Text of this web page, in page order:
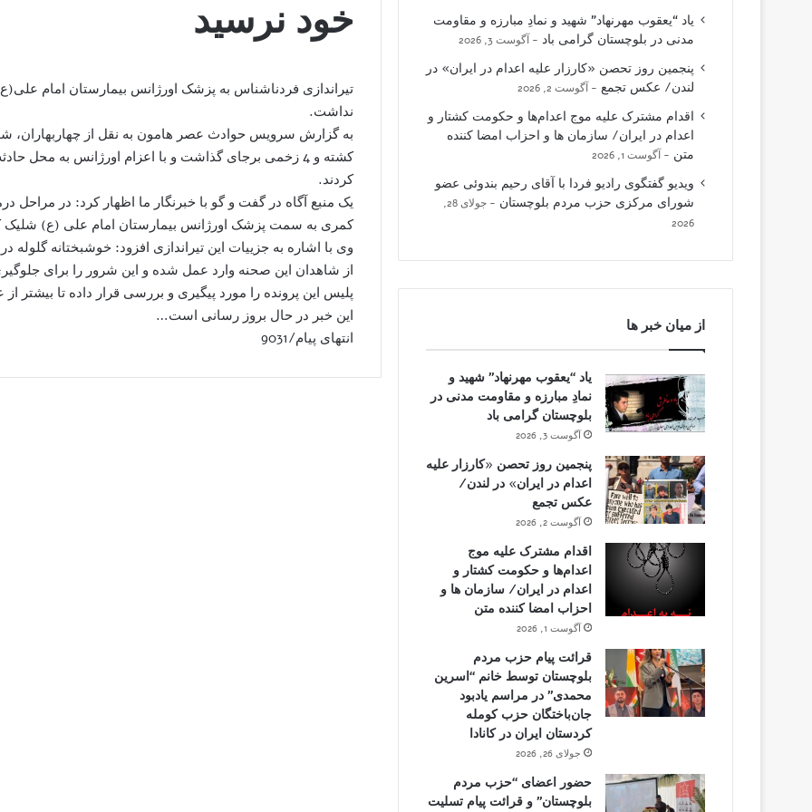
خود نرسید
تیراندازی فردناشناس به پزشک اورژانس بیمارستان امام
نداشت.
کشته و 4 زخمی برجای گذاشت و با اعزام اورژانس به محل
کردند.
یک منبع آگاه در گفت و گو با خبرنگار ما اظهار کرد: در
کمری به سمت پزشک اورژانس بیمارستان امام علی (ع) شلیک
وی با اشاره به جزییات این تیراندازی افزود: خوشبختانه
از شاهدان این صحنه وارد عمل شده و این شرور را برای
پلیس این پرونده را مورد پیگیری و بررسی قرار داده تا
این خبر در حال بروز رسانی است…
انتهای پیام/9031
یاد “یعقوب مهرنهاد” شهید و نمادِ مبارزه و مقاومت
مدنی در بلوچستان گرامی باد
آگوست 3, 2026
پنجمین روز تحصن «کارزار علیه اعدام در ایران» در
لندن/ عکس تجمع
آگوست 2, 2026
اقدام مشترک علیه موج اعدام‌ها و حکومت کشتار و
اعدام در ایران/ سازمان ها و احزاب امضا کننده
متن
آگوست 1, 2026
ویدیو گفتگوی رادیو فردا با آقای رحیم بندوئی عضو
شورای مرکزی حزب مردم بلوچستان
جولای 28,
2026
از میان خبر ها
یاد “یعقوب مهرنهاد” شهید و
نمادِ مبارزه و مقاومت مدنی در
بلوچستان گرامی باد
آگوست 3, 2026
پنجمین روز تحصن «کارزار علیه
اعدام در ایران» در لندن/
عکس تجمع
آگوست 2, 2026
اقدام مشترک علیه موج
اعدام‌ها و حکومت کشتار و
اعدام در ایران/ سازمان ها و
احزاب امضا کننده متن
آگوست 1, 2026
قرائت پیام حزب مردم
بلوچستان توسط خانم “اسرین
محمدی” در مراسم یادبود
جان‌باختگان حزب کومله
کردستان ایران در کانادا
جولای 26, 2026
حضور اعضای “حزب مردم
بلوچستان” و قرائت پیام تسلیت